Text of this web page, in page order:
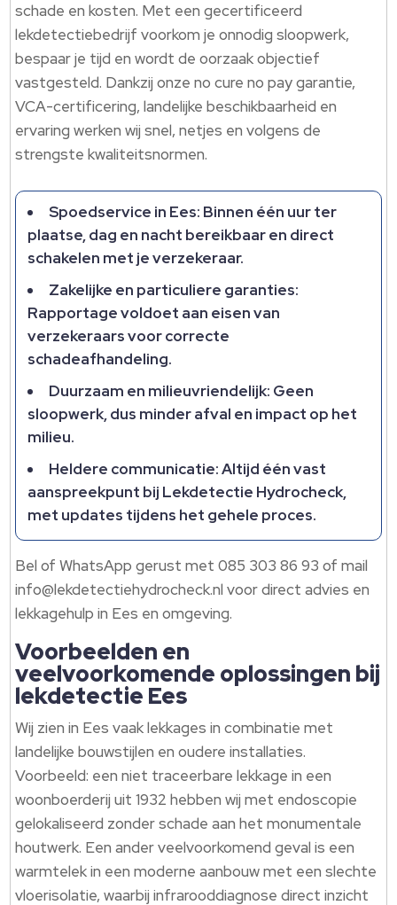
schade en kosten.​ Met een gecertificeerd
lekdetectiebedrijf voorkom je onnodig sloopwerk,
bespaar je tijd en wordt de oorzaak objectief
vastgesteld.​ Dankzij onze no cure no pay garantie,
VCA-certificering, landelijke beschikbaarheid en
ervaring werken wij snel, netjes en volgens de
strengste kwaliteitsnormen.​
Spoedservice in Ees: Binnen één uur ter
plaatse, dag en nacht bereikbaar en direct
schakelen met je verzekeraar.​
Zakelijke en particuliere garanties:
Rapportage voldoet aan eisen van
verzekeraars voor correcte
schadeafhandeling.​
Duurzaam en milieuvriendelijk: Geen
sloopwerk, dus minder afval en impact op het
milieu.​
Heldere communicatie: Altijd één vast
aanspreekpunt bij Lekdetectie Hydrocheck,
met updates tijdens het gehele proces.​
Bel of WhatsApp gerust met 085 303 86 93 of mail
info@lekdetectiehydrocheck.​nl voor direct advies en
lekkagehulp in Ees en omgeving.​
Voorbeelden en
veelvoorkomende oplossingen bij
lekdetectie Ees
Wij zien in Ees vaak lekkages in combinatie met
landelijke bouwstijlen en oudere installaties.​
Voorbeeld: een niet traceerbare lekkage in een
woonboerderij uit 1932 hebben wij met endoscopie
gelokaliseerd zonder schade aan het monumentale
houtwerk.​ Een ander veelvoorkomend geval is een
warmtelek in een moderne aanbouw met een slechte
vloerisolatie, waarbij infrarooddiagnose direct inzicht